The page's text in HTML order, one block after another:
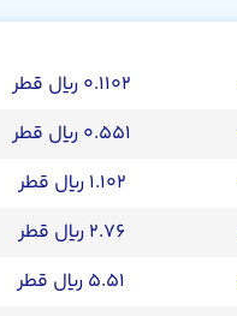
۰.۱۱۰۲ ریال قطر
۰.۵۵۱ ریال قطر
۱.۱۰۲ ریال قطر
۲.۷۶ ریال قطر
۵.۵۱ ریال قطر